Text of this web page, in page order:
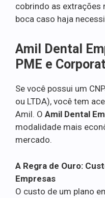
cobrindo as extrações
boca caso haja
Amil Dental
PME e
Se você possui um
ou LTDA), você tem
Amil. O Amil Dental
modalidade mais
mercado.
A Regra de Ouro:
Empresas
O custo de um plano